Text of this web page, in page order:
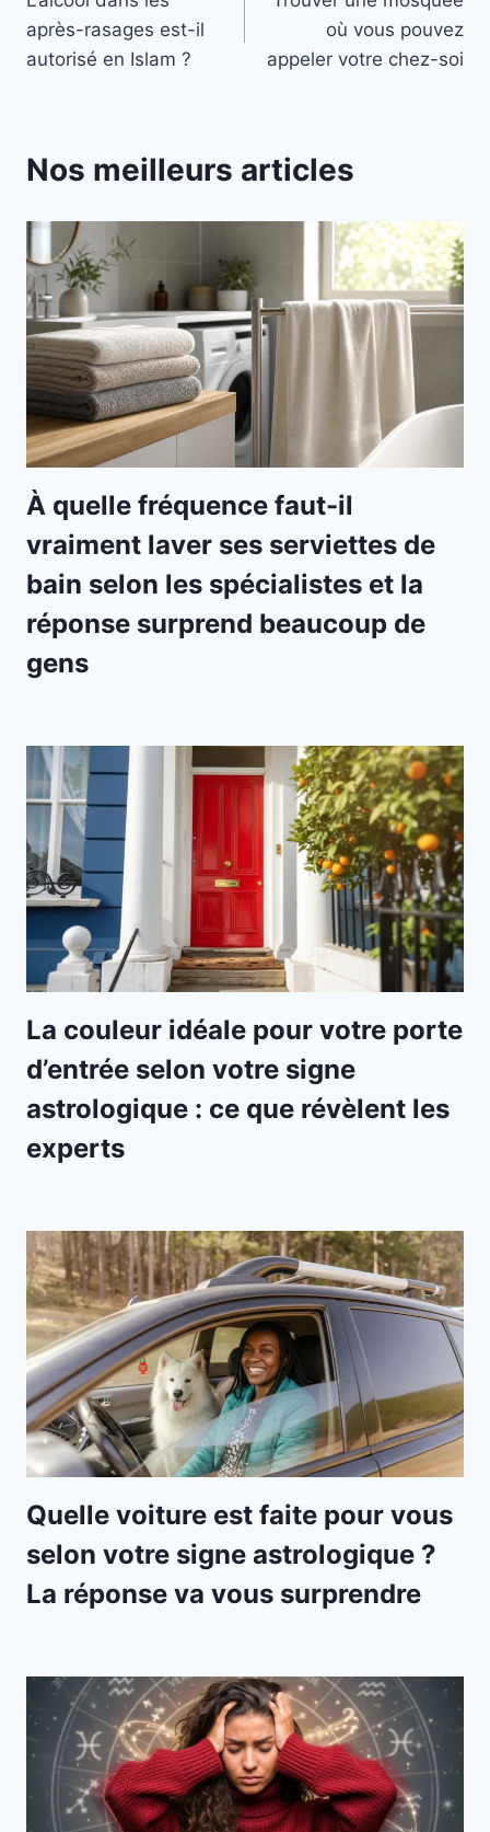
de
l’article
après-rasages est-il
autorisé en Islam ?
où vous pouvez
appeler votre chez-soi
Nos meilleurs articles
À quelle fréquence faut-il
vraiment laver ses serviettes de
bain selon les spécialistes et la
réponse surprend beaucoup de
gens
La couleur idéale pour votre porte
d’entrée selon votre signe
astrologique : ce que révèlent les
experts
Quelle voiture est faite pour vous
selon votre signe astrologique ?
La réponse va vous surprendre